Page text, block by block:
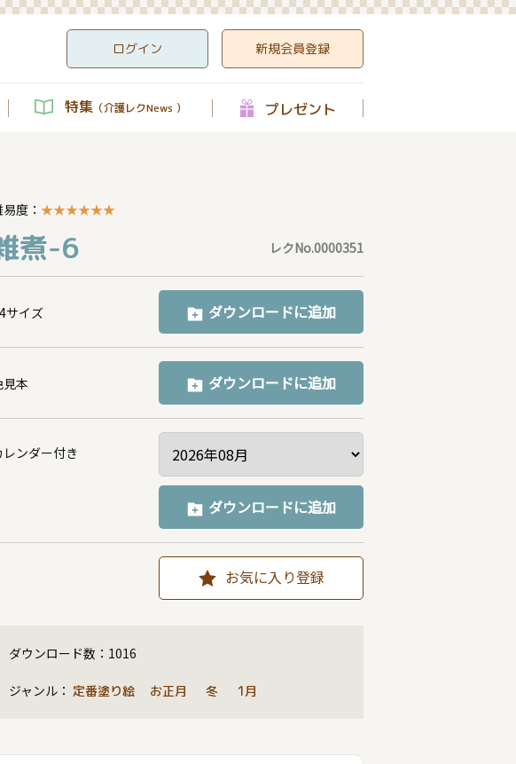
ログイン 新規会員登録
特集 （介護レクNews ） プレゼント
度： ★★★★★★
煮-6 レクNo.0000351
サイズ ダウンロードに追加
見本 ダウンロードに追加
レンダー付き
ダウンロードに追加
お気に入り登録
ダウンロード数： 1016
ジャンル： 定番塗り絵 お正月 冬 1月